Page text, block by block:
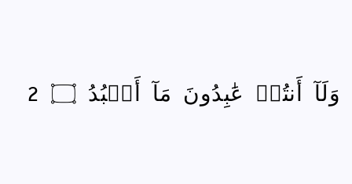
وَلَآ أَنتُمۡ عَٰبِدُونَ مَآ أَعۡبُدُ ۝ 2